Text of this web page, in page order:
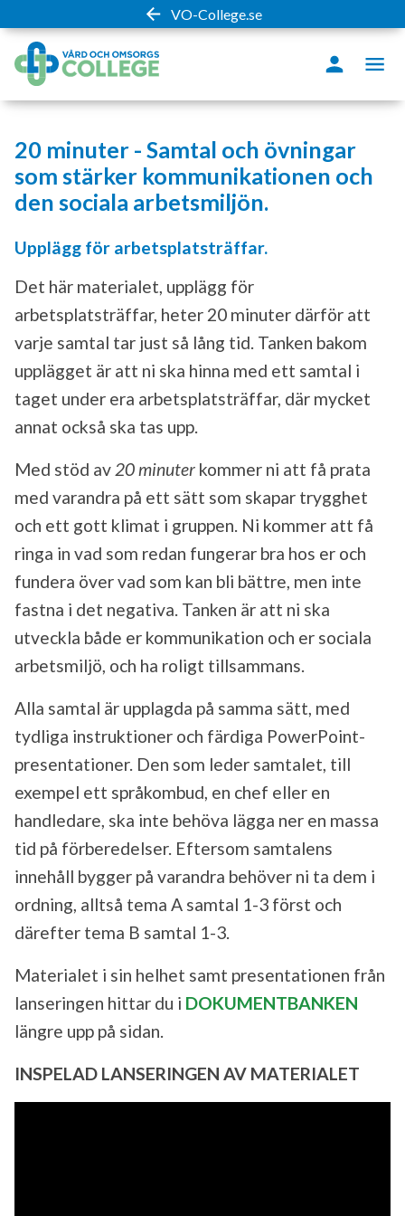
VO-College.se
20 minuter - Samtal och övningar
som stärker kommunikationen och
den sociala arbetsmiljön.
Upplägg för arbetsplatsträffar.
Det här materialet, upplägg för
arbetsplatsträffar, heter 20 minuter därför att
varje samtal tar just så lång tid. Tanken bakom
upplägget är att ni ska hinna med ett samtal i
taget under era arbetsplatsträffar, där mycket
annat också ska tas upp.
Med stöd av 20 minuter kommer ni att få prata
med varandra på ett sätt som skapar trygghet
och ett gott klimat i gruppen. Ni kommer att få
ringa in vad som redan fungerar bra hos er och
fundera över vad som kan bli bättre, men inte
fastna i det negativa. Tanken är att ni ska
utveckla både er kommunikation och er sociala
arbetsmiljö, och ha roligt tillsammans.
Alla samtal är upplagda på samma sätt, med
tydliga instruktioner och färdiga PowerPoint-
presentationer. Den som leder samtalet, till
exempel ett språkombud, en chef eller en
handledare, ska inte behöva lägga ner en massa
tid på förberedelser. Eftersom samtalens
innehåll bygger på varandra behöver ni ta dem i
ordning, alltså tema A samtal 1-3 först och
därefter tema B samtal 1-3.
Materialet i sin helhet samt presentationen från
lanseringen hittar du i DOKUMENTBANKEN
längre upp på sidan.
INSPELAD LANSERINGEN AV MATERIALET